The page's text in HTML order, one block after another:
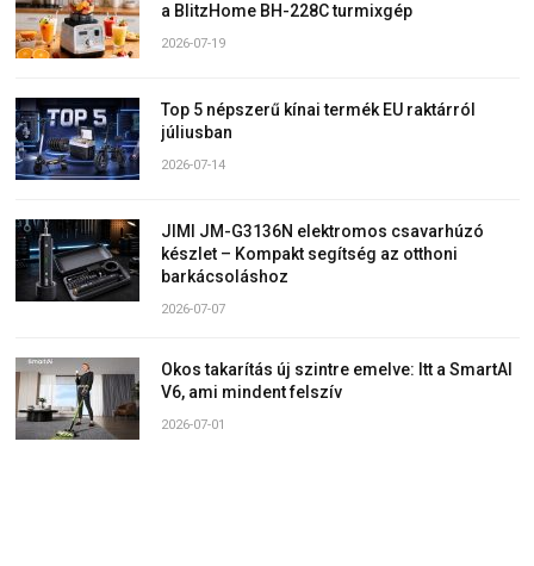
a BlitzHome BH-228C turmixgép
2026-07-19
Top 5 népszerű kínai termék EU raktárról
júliusban
2026-07-14
JIMI JM-G3136N elektromos csavarhúzó
készlet – Kompakt segítség az otthoni
barkácsoláshoz
2026-07-07
Okos takarítás új szintre emelve: Itt a SmartAI
V6, ami mindent felszív
2026-07-01